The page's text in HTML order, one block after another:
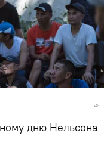
дню Нельсона